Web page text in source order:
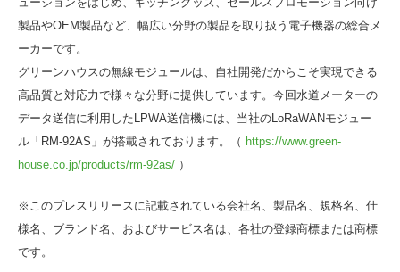
製品やOEM製品など、幅広い分野の製品を取り扱う電子機器の総合メ
ーカーです。
グリーンハウスの無線モジュールは、自社開発だからこそ実現できる
高品質と対応力で様々な分野に提供しています。今回水道メーターの
データ送信に利用したLPWA送信機には、当社のLoRaWANモジュー
ル「RM-92AS」が搭載されております。（ https://www.green-
house.co.jp/products/rm-92as/ ）
※このプレスリリースに記載されている会社名、製品名、規格名、仕
様名、ブランド名、およびサービス名は、各社の登録商標または商標
です。